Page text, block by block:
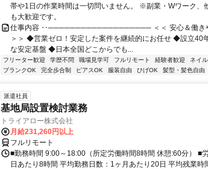
帯や1日の作業時間は一切問いません。 ※副業・Wワーク、
も大歓迎です。
仕事内容 ‥─────────────────── ＜＜ 安心＆働きや
＞＞ ◆営業ゼロ！安定した案件を継続的にお任せ ◆設立40
な安定基盤 ◆日本全国どこからでも...
フリーター歓迎 学歴不問 職場見学可 フルリモート 経験者歓迎 ネイ
ブランクOK
完全歩合制 ピアスOK 服装自由 ひげOK 髪型・髪色自由
派遣社員
基地局設置検討業務
トライアロー株式会社
月給231,260円以上
フルリモート
■勤務時間 9:00～18:00（所定労働時間8時間 休憩:60分） ■
日あたり8時間 平均勤務日数：1ヶ月あたり20日 平均残業時